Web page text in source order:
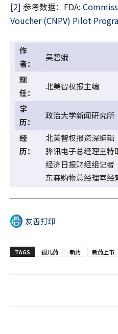
[2] 参考数据：FDA:
Voucher (CNPV) Pilot
作
者：
吴碧娥
现
任：
北美智权报主编
学
历：
政治大学新闻研究所
经
历：
北美智权报资深编辑
骅讯电子总经理室特
经济日报财经组记者
东森购物总经理室经
友善打印
TAGS 孤儿药 新药 新药上市